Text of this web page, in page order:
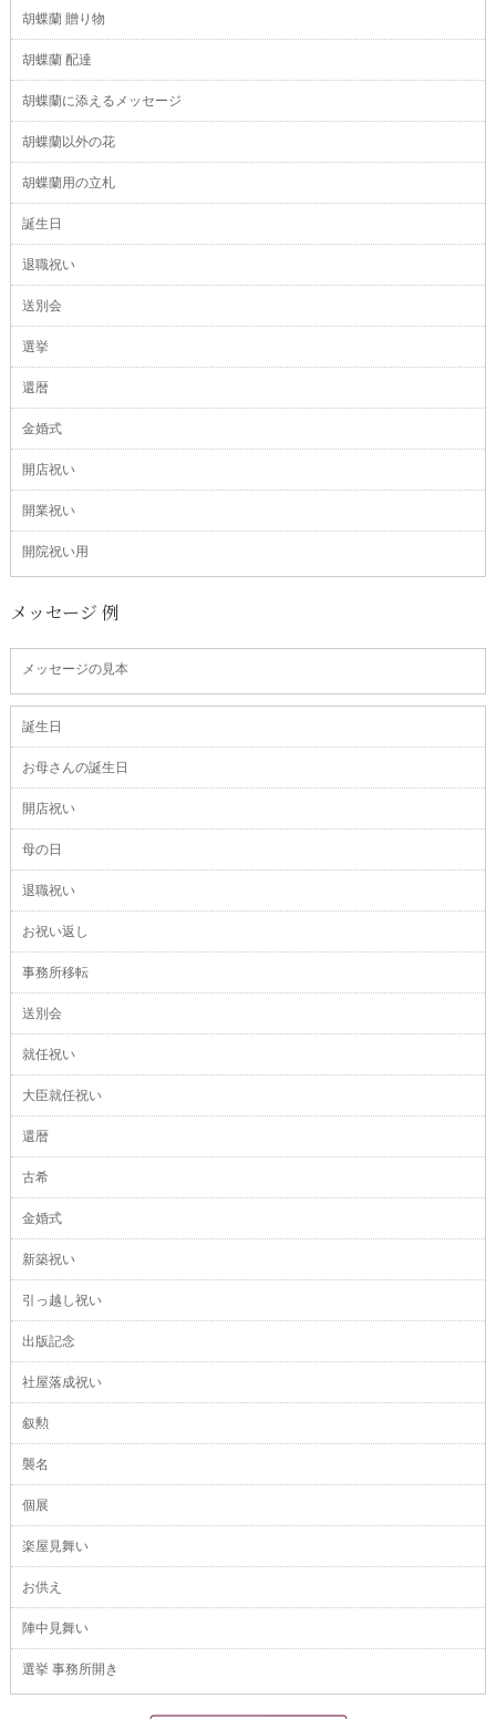
胡蝶蘭 贈り物
胡蝶蘭 配達
胡蝶蘭に添えるメッセージ
胡蝶蘭以外の花
胡蝶蘭用の立札
誕生日
退職祝い
送別会
選挙
還暦
金婚式
開店祝い
開業祝い
開院祝い用
メッセージ 例
メッセージの見本
誕生日
お母さんの誕生日
開店祝い
母の日
退職祝い
お祝い返し
事務所移転
送別会
就任祝い
大臣就任祝い
還暦
古希
金婚式
新築祝い
引っ越し祝い
出版記念
社屋落成祝い
叙勲
襲名
個展
楽屋見舞い
お供え
陣中見舞い
選挙 事務所開き